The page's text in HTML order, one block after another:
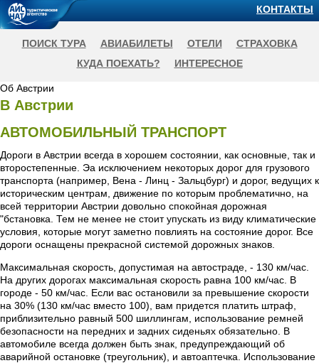
Об Австрии
В Австрии
АВТОМОБИЛЬНЫЙ ТРАНСПОРТ
Дороги в Австрии всегда в хорошем состоянии, как основные, так и
второстепенные. Эа исключением некоторых дорог для грузового
транспорта (например, Вена - Линц - Зальцбург) и дорог, ведущих к
историческим центрам, движение по которым проблематично, на
всей территории Австрии довольно спокойная дорожная
"бстановка. Тем не менее не стоит упускать из виду климатические
условия, которые могут заметно повлиять на состояние дорог. Все
дороги оснащены прекрасной системой дорожных знаков.
Максимальная скорость, допустимая на автостраде, - 130 км/час.
На других дорогах максимальная скорость равна 100 км/час. В
городе - 50 км/час. Если вас остановили за превышение скорости
на 30% (130 км/час вместо 100), вам придется платить штраф,
приблизительно равный 500 шиллингам, использование ремней
безопасности на передних и задних сиденьях обязательно. В
автомобиле всегда должен быть знак, предупреждающий об
аварийной остановке (треугольник), и автоаптечка. Использование
КОНТАКТЫ
ПОИСК ТУРА АВИАБИЛЕТЫ ОТЕЛИ
СТРАХОВКА
КУДА ПОЕХАТЬ?
ИНТЕРЕСНОЕ